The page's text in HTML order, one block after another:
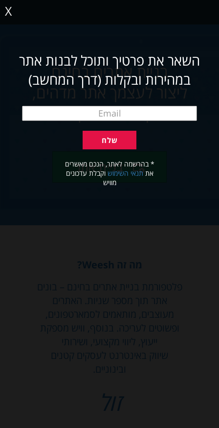
X
השאר את פרטיך ותוכל לבנות אתר
במהירות ובקלות (דרך המחשב)
* בהרשמה לאתר, הנכם מאשרים
אתתנאי השימוש וקבלת עדכונים
מוויש
בניית אתרים בחינם
ליצור לעצמך אתר מדהים,
תוך שניות ובקלות
בניית אתר
מה זה Weesh?
פלטפורמת בניית אתרים בחינם – בונים
אתר תוך מספר שניות. האתרים
מעוצבים, מותאמים לסמארטפונים,
ופשוטים לעריכה. בנוסף, וויש מספקת
ייעוץ, ליווי מקצועי, ושירותי
שיווק באינטרנט לעסקים קטנים
ובינוניים.
זול